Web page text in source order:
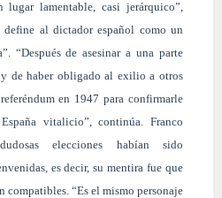
lugar lamentable, casi jerárquico”,
define al dictador español como un
“Después de asesinar a una parte
de haber obligado al exilio a otros
en 1947 para confirmarle
vitalicio”, continúa. Franco
elecciones habían sido
es decir, su mentira fue que
compatibles. “Es el mismo personaje